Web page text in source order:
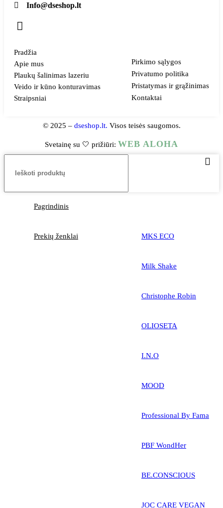
Info@dseshop.lt
Pradžia
Apie mus
Plaukų šalinimas lazeriu
Veido ir kūno konturavimas
Straipsniai
Pirkimo sąlygos
Privatumo politika
Pristatymas ir grąžinimas
Kontaktai
© 2025 – dseshop.lt. Visos teisės saugomos.
Svetainę su 🤍 prižiūri: WEB ALOHA
Pagrindinis
Prekių ženklai MKS ECO
Milk Shake
Christophe Robin
OLIOSETA
I.N.O
MOOD
Professional By Fama
PBF WondHer
BE.CONSCIOUS
JOC CARE VEGAN